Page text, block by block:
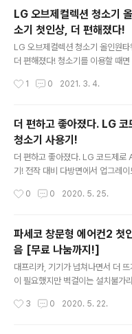
을 전해드렸는데요. 본문에서는 지
던 부분들(다양한 흡입구 등)을 포
제로 사용해 본 소감이 어떤지를 정
질적으로 가장 사용 빈도가 높은 건
라이브 흡입구일 겁니다. 보통 가
대부분이니 이는 당연하다 할 수 있
LG 오브제컬렉션 청소기
소기 첫인상, 더 편해졌다!
LG 오브제컬렉션 청소기 올인원타
더 편해졌다! 청소기를 이용할 때
울 때 입니다. 그래서 누구나 한번
좋겠다 생각해보시곤 했을텐데요.
혁신상을 수상한 ‘LG 오브제컬렉
상상을 현실로 가져온, 그래서 편리
런 제품이라 하겠습니다. 지금부터
인상부터 해서 소개드릴께요. 굳이
함께 제공되는 키트에 대해서 관심
1 0 2021. 3. 4.
더 편하고 좋아졌다. LG
청소기 사용기!
더 편하고 좋아졌다. LG 코드제로
기! 전작 대비 다방면에서 업그레
로 어떤 부분에서 변화를 갖는지,
에서 다루지 못했던 부분들(다양한
한달 가까이 실제로 사용해 본 소
려고 합니다. 실질적으로 가장 사용
반적인 파워 드라이브 흡입구일 겁
질 등을 청소하는 경우가 가장 많
입구 키트죠? LG 코드제로 A9S 는
0 0 2020. 5. 25.
파세코 창문형 에어컨2 첫
음 [무료 나눔까지!]
대프리카, 기기가 넘쳐나면서 더
이 필요했지만 벽걸이는 설치불가
소음 등에 대한 첫인상을 정리해 봤
3 0 2020. 5. 22.